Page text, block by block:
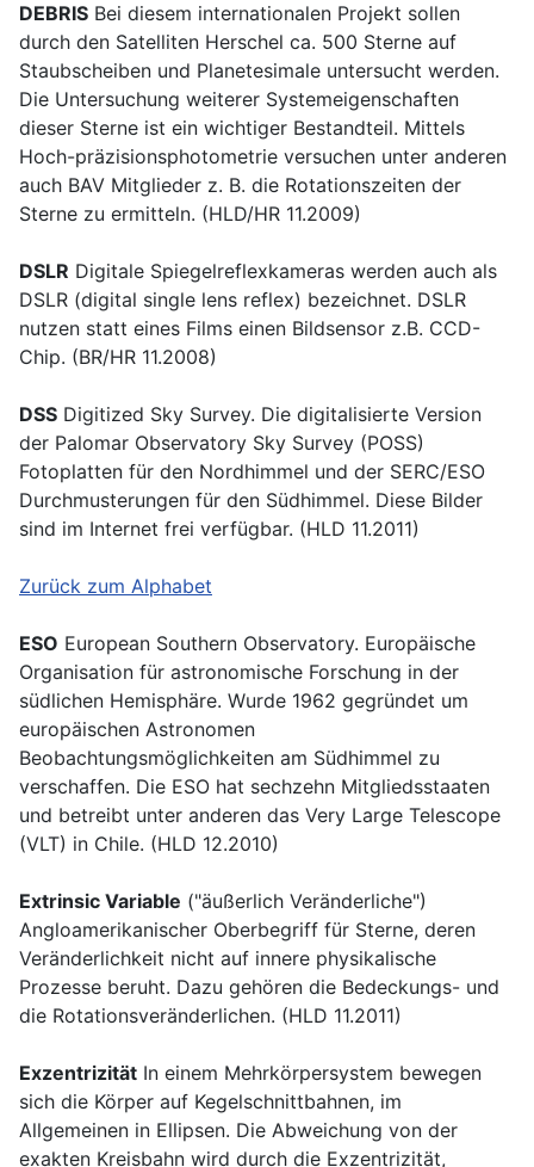
DEBRIS Bei diesem internationalen Projekt sollen
durch den Satelliten Herschel ca. 500 Sterne auf
Staubscheiben und Planetesimale untersucht werden.
Die Untersuchung weiterer Systemeigenschaften
dieser Sterne ist ein wichtiger Bestandteil. Mittels
Hoch-präzisionsphotometrie versuchen unter anderen
auch BAV Mitglieder z. B. die Rotationszeiten der
Sterne zu ermitteln. (HLD/HR 11.2009)
DSLR Digitale Spiegelreflexkameras werden auch als
DSLR (digital single lens reflex) bezeichnet. DSLR
nutzen statt eines Films einen Bildsensor z.B. CCD-
Chip. (BR/HR 11.2008)
DSS Digitized Sky Survey. Die digitalisierte Version
der Palomar Observatory Sky Survey (POSS)
Fotoplatten für den Nordhimmel und der SERC/ESO
Durchmusterungen für den Südhimmel. Diese Bilder
sind im Internet frei verfügbar. (HLD 11.2011)
Zurück zum Alphabet
ESO European Southern Observatory. Europäische
Organisation für astronomische Forschung in der
südlichen Hemisphäre. Wurde 1962 gegründet um
europäischen Astronomen
Beobachtungsmöglichkeiten am Südhimmel zu
verschaffen. Die ESO hat sechzehn Mitgliedsstaaten
und betreibt unter anderen das Very Large Telescope
(VLT) in Chile. (HLD 12.2010)
Extrinsic Variable ("äußerlich Veränderliche")
Angloamerikanischer Oberbegriff für Sterne, deren
Veränderlichkeit nicht auf innere physikalische
Prozesse beruht. Dazu gehören die Bedeckungs- und
die Rotationsveränderlichen. (HLD 11.2011)
Exzentrizität In einem Mehrkörpersystem bewegen
sich die Körper auf Kegelschnittbahnen, im
Allgemeinen in Ellipsen. Die Abweichung von der
exakten Kreisbahn wird durch die Exzentrizität,